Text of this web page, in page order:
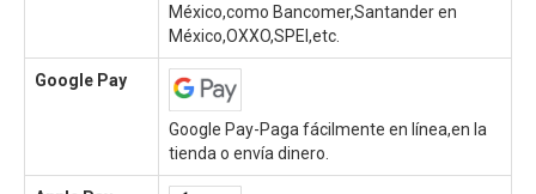
México,como Bancomer,Santander en
México,OXXO,SPEI,etc.
Google Pay
Google Pay-Paga fácilmente en línea,en la
tienda o envía dinero.